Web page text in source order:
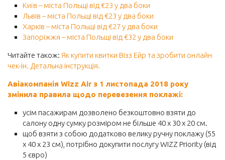
Київ – міста Польщі від €23 у два боки
Львів – міста Польщі від €23 у два боки
Харків – міста Польщі від €27 у два боки
Запоріжжя – міста Польщі від €32 у два боки
Читайте також: Як купити квитки Візз Ейр та зробити онлайн
чек-ін. Детальна інструкція.
Авіакомпанія Wizz Air з 1 листопада 2018 року
змінила правила щодо перевезення поклажі:
усім пасажирам дозволено безкоштовно взяти до
салону одну сумку розміром не більше 40 x 30 x 20 см.
щоб взяти з собою додатково велику ручну поклажу (55
x 40 x 23 см), потрібно докупити послугу WIZZ Priority (від
5 євро)